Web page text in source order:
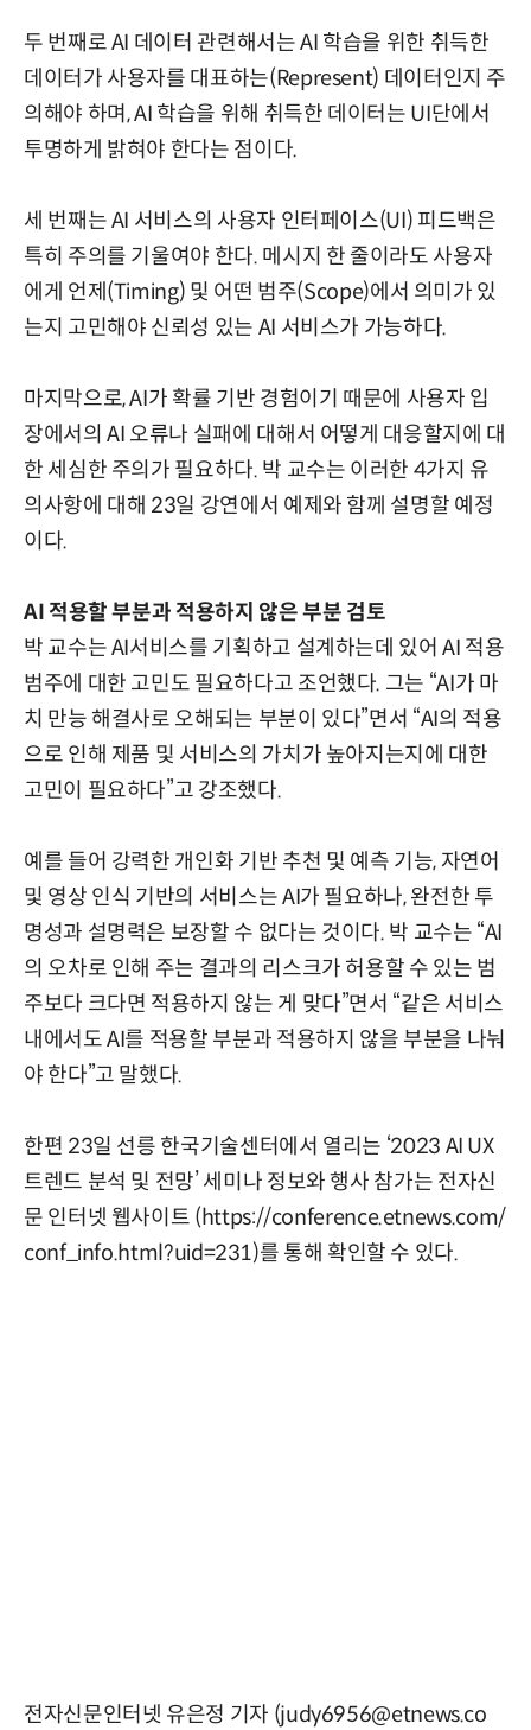
두 번째로 AI 데이터 관련해서는 AI 학습을 위한 취득한
데이터가 사용자를 대표하는(Represent) 데이터인지 주
의해야 하며, AI 학습을 위해 취득한 데이터는 UI단에서
투명하게 밝혀야 한다는 점이다.
세 번째는 AI 서비스의 사용자 인터페이스(UI) 피드백은
특히 주의를 기울여야 한다. 메시지 한 줄이라도 사용자
에게 언제(Timing) 및 어떤 범주(Scope)에서 의미가 있
는지 고민해야 신뢰성 있는 AI 서비스가 가능하다.
마지막으로, AI가 확률 기반 경험이기 때문에 사용자 입
장에서의 AI 오류나 실패에 대해서 어떻게 대응할지에 대
한 세심한 주의가 필요하다. 박 교수는 이러한 4가지 유
의사항에 대해 23일 강연에서 예제와 함께 설명할 예정
이다.
AI 적용할 부분과 적용하지 않은 부분 검토
박 교수는 AI서비스를 기획하고 설계하는데 있어 AI 적용
범주에 대한 고민도 필요하다고 조언했다. 그는 “AI가 마
치 만능 해결사로 오해되는 부분이 있다”면서 “AI의 적용
으로 인해 제품 및 서비스의 가치가 높아지는지에 대한
고민이 필요하다”고 강조했다.
예를 들어 강력한 개인화 기반 추천 및 예측 기능, 자연어
및 영상 인식 기반의 서비스는 AI가 필요하나, 완전한 투
명성과 설명력은 보장할 수 없다는 것이다. 박 교수는 “AI
의 오차로 인해 주는 결과의 리스크가 허용할 수 있는 범
주보다 크다면 적용하지 않는 게 맞다”면서 “같은 서비스
내에서도 AI를 적용할 부분과 적용하지 않을 부분을 나눠
야 한다”고 말했다.
한편 23일 선릉 한국기술센터에서 열리는 ‘2023 AI UX
트렌드 분석 및 전망’ 세미나 정보와 행사 참가는 전자신
문 인터넷 웹사이트 (https://conference.etnews.com/
conf_info.html?uid=231)를 통해 확인할 수 있다.
전자신문인터넷 유은정 기자 (judy6956@etnews.co